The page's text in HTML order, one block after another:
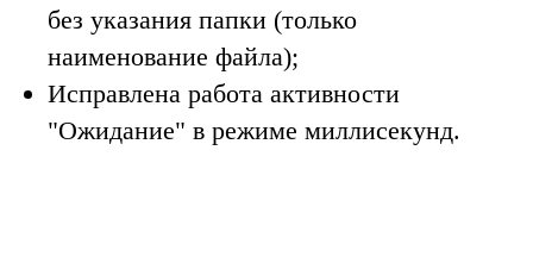
без указания папки (только
наименование файла);
Исправлена работа активности
"Ожидание" в режиме миллисекунд.